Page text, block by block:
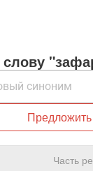
Предложить
Часть